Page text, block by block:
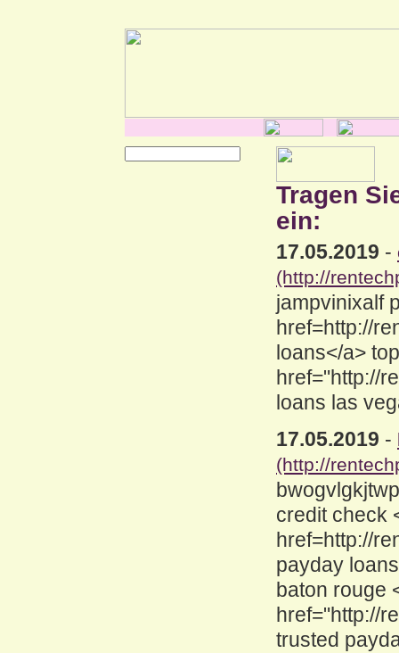
Tragen
ein:
17.05.2019 -
(http://
jampvinixalf
href=http://
loans</a>
href="http://
loans las
17.05.2019 -
(http://
credit check
href=http://
payday
baton rouge
href="http://
trusted